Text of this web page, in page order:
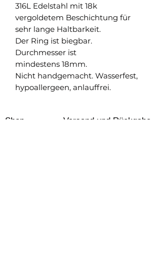
316L Edelstahl mit 18k
vergoldetem Beschichtung für
sehr lange Haltbarkeit.
Der Ring ist biegbar.
Durchmesser ist
mindestens 18mm.
Nicht handgemacht. Wasserfest,
hypoallergeen, anlauffrei.
Shop
Versand und Rückgabe